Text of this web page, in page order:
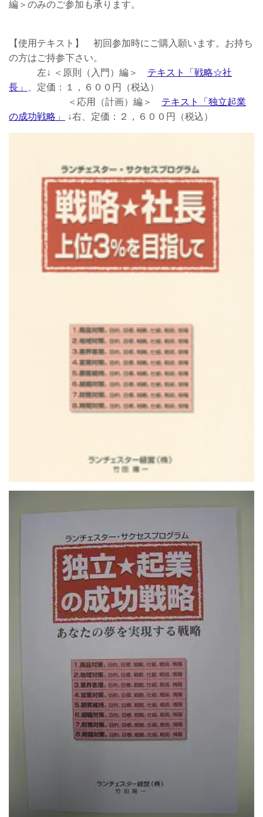
編＞のみのご参加も承ります。
【使用テキスト】 初回参加時にご購入願います。お持ち
の方はご持参下さい。
左↓ ＜原則（入門）編＞ テキスト「戦略☆社
長」
、定価：１，６００円（税込）
＜応用（計画）編＞ テキスト「独立起業
の成功戦略」
↓右、定価：２，６００円（税込）